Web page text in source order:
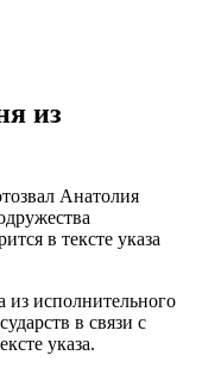
из
Анатолия
в тексте указа
из исполнительного
в связи с
указа.